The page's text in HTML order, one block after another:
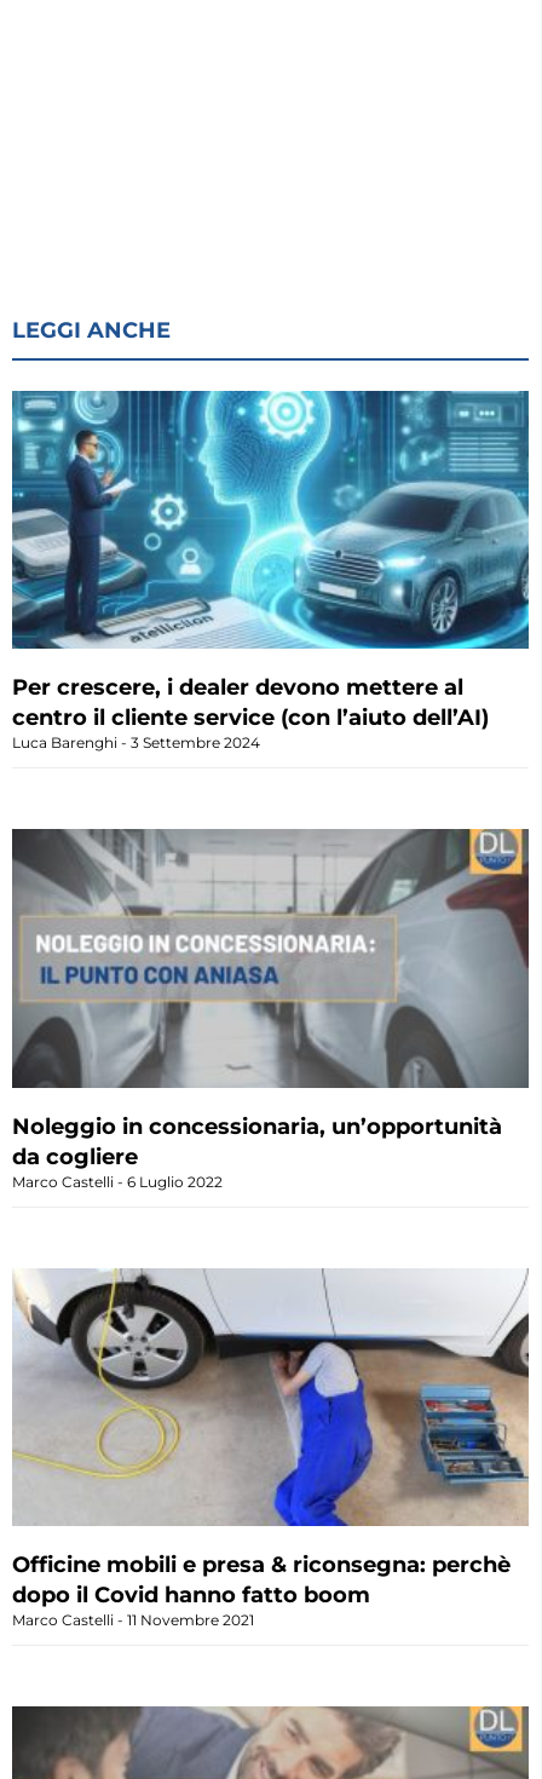
LEGGI ANCHE
Per crescere, i dealer devono mettere al
centro il cliente service (con l’aiuto dell’AI)
Luca Barenghi 3 Settembre 2024
Noleggio in concessionaria, un’opportunità
da cogliere
Marco Castelli 6 Luglio 2022
Officine mobili e presa & riconsegna: perchè
dopo il Covid hanno fatto boom
Marco Castelli 11 Novembre 2021